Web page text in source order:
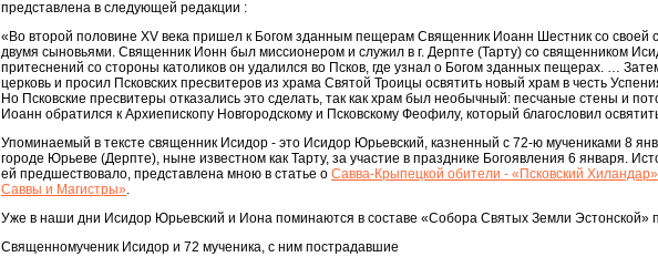
представлена в следующей редакции :
«Во второй половине XV века пришел к Богом зданным пещерам Священник Иоанн Шестник со своей
двумя сыновьями. Священник Ионн был миссионером и служил в г. Дерпте (Тарту) со священником
притеснений со стороны католиков он удалился во Псков, где узнал о Богом зданных пещерах. …
церковь и просил Псковских пресвитеров из храма Святой Троицы освятить новый храм в честь
Но Псковские пресвитеры отказались это сделать, так как храм был необычный: песчаные стены и
Иоанн обратился к Архиепископу Новгородскому и Псковскому Феофилу, который благословил
Упоминаемый в тексте священник Исидор - это Исидор Юрьевский, казненный с 72-ю мучениками 8
городе Юрьеве (Дерпте), ныне известном как Тарту, за участие в празднике Богоявления 6 января.
ей предшествовало, представлена мною в статье о Савва-Крыпецкой обители - «Псковский
Саввы и Магистры».
Уже в наши дни Исидор Юрьевский и Иона поминаются в составе «Собора Святых Земли Эстонской»
Священномученик Исидор и 72 мученика, с ним пострадавшие